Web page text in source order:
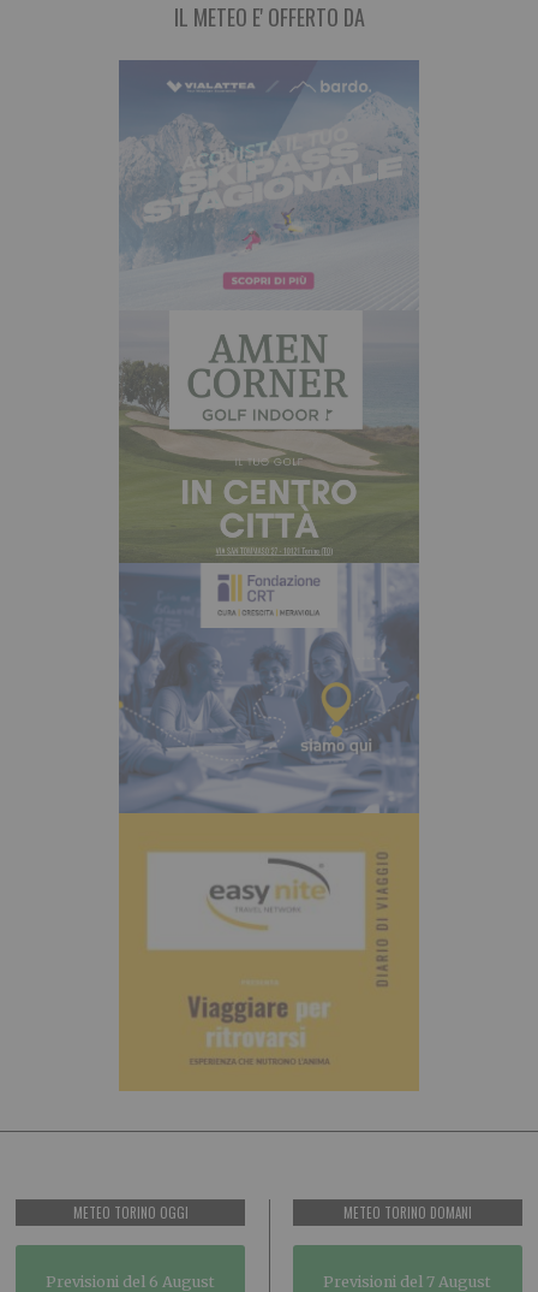
IL METEO E' OFFERTO DA
METEO TORINO OGGI
Previsioni del 6 August
METEO TORINO DOMANI
Previsioni del 7 August